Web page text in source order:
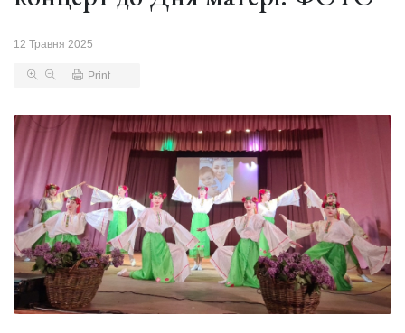
всіх знаків
XIX
Спартакіада
VolWe...
29 Липня 2026
521 переглядів
Гамлет
Зіньківський
залишив у
Луцьку
три...
27 Липня 2026
773 переглядів
Всі розділи
12 Травня 2025
Print